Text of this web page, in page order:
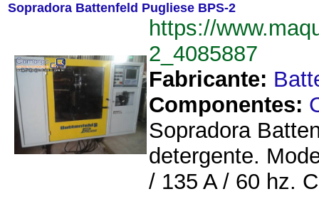
Sopradora Battenfeld Pugliese BPS-2
https://
2_4085887
Fabricante:
Componentes:
Sopradora
detergente.
/ 135 A / 60 hz.